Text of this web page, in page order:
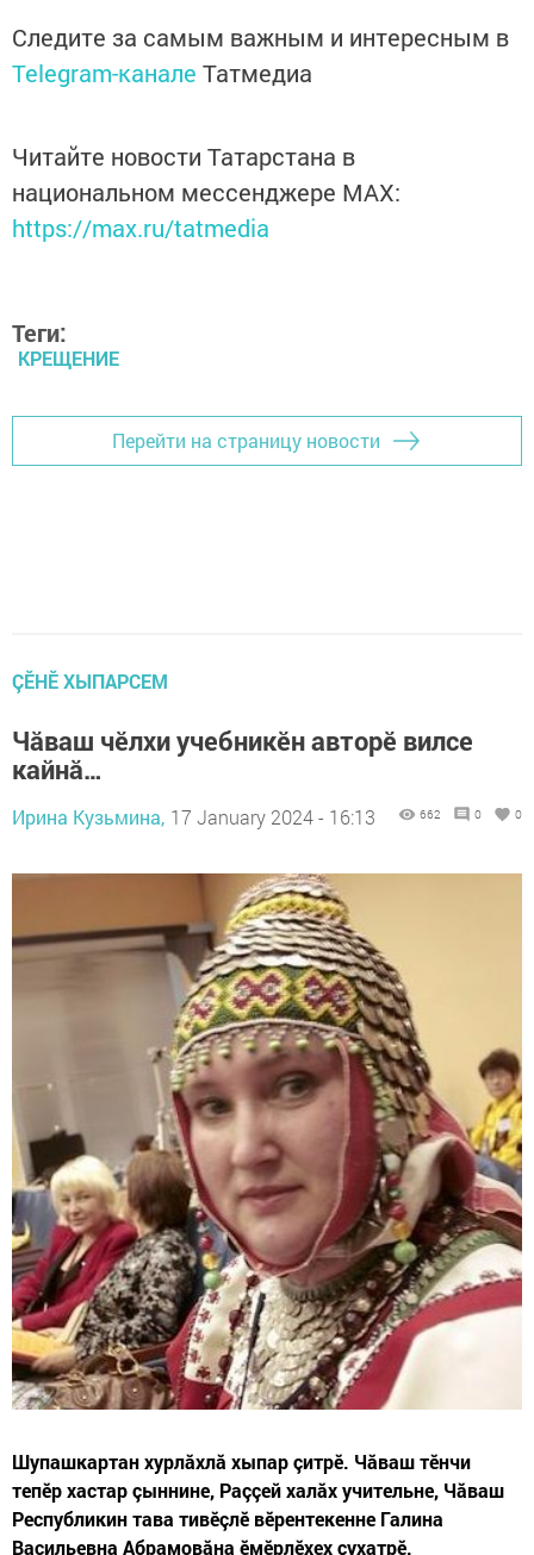
Следите за самым важным и интересным в
Telegram-канале Татмедиа
Читайте новости Татарстана в
национальном мессенджере MАХ:
https://max.ru/tatmedia
Теги:
КРЕЩЕНИЕ
Перейти на страницу новости
ÇӖНӖ ХЫПАРСЕМ
Чăваш чӗлхи учебникӗн авторӗ вилсе
кайнă…
Ирина Кузьмина, 17 January 2024 - 16:13 662 0 0
Шупашкартан хурлăхлă хыпар çитрӗ. Чăваш тӗнчи
тепӗр хастар çыннине, Раççей халăх учительне, Чăваш
Республикин тава тивӗçлӗ вӗрентекенне Галина
Васильевна Абрамовăна ӗмӗрлӗхех çухатрӗ.